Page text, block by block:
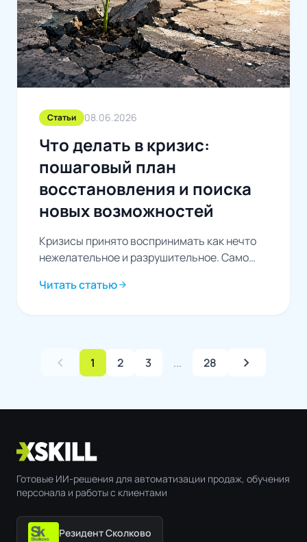
Статьи 08.06.2026
Что делать в кризис:
пошаговый план
восстановления и поиска
новых возможностей
Кризисы принято воспринимать как нечто
нежелательное и разрушительное. Само
неопределенностью и тревогой. Однако
Читать статьюarrow_forward
chevron_left 1 2 3 ... 28 chevron_right
Готовые ИИ-решения для автоматизации продаж, обучения
персонала и работы с клиентами
Резидент Сколково